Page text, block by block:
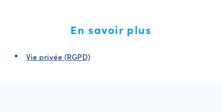
En savoir plus
Vie privée (RGPD)